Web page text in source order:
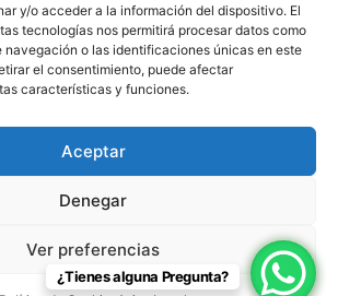
y/o acceder a la información del dispositivo. El
tecnologías nos permitirá procesar datos como
navegación o las identificaciones únicas en este
el consentimiento, puede afectar
características y funciones.
Aceptar
Denegar
Ver preferencias
15 B 28224 – Pozuelo de Alarcón,
Madrid
Tel:+34 913527728
+34 669 83 48 45
info@psicologospozuelo.es
Pozuelo en Pozuelo de Alarcón – 91 352 77 28.
¿Tienes alguna Pregunta?